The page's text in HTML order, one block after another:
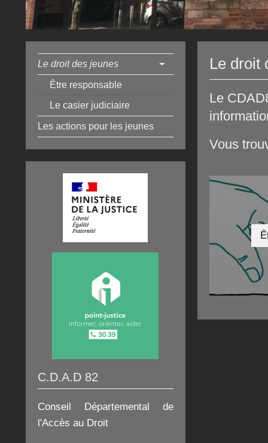
Le droit
Le
Vous
Le droit des jeunes
Être responsable
Le casier judiciaire
Les actions pour les jeunes
C.D.A.D 82
Conseil Départemental de
l'Accès au Droit